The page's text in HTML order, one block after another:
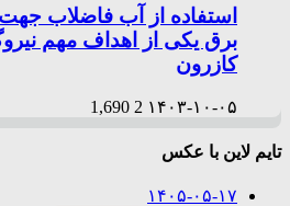
استفاده از آب فاضلاب جهت
برق یکی از اهداف مهم
کازرون
۱۴۰۳-۱۰-۰۵ 2
1,690
تایم لاین با عکس
۱۴۰۵-۰۵-۱۷